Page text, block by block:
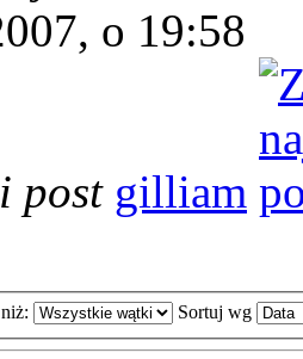
o 19:58
post gilliam
Sortuj wg